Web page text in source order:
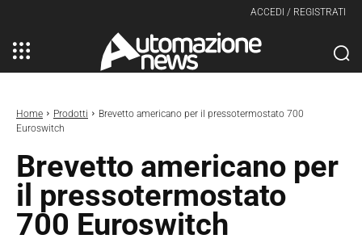
ACCEDI / REGISTRATI
Home Prodotti
Brevetto americano per il pressotermostato 700
Euroswitch
Brevetto americano per
il pressotermostato
700 Euroswitch